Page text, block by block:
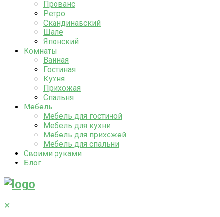
Прованс
Ретро
Скандинавский
Шале
Японский
Комнаты
Ванная
Гостиная
Кухня
Прихожая
Спальня
Мебель
Мебель для гостиной
Мебель для кухни
Мебель для прихожей
Мебель для спальни
Своими руками
Блог
✕